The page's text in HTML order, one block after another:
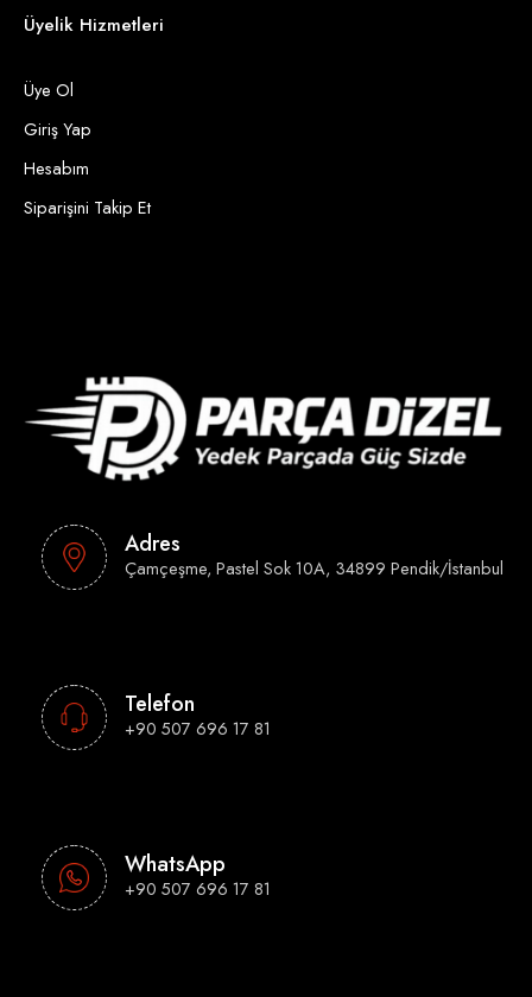
Üyelik Hizmetleri
Üye Ol
Giriş Yap
Hesabım
Siparişini Takip Et
Adres
Çamçeşme, Pastel Sok 10A, 34899 Pendik/İstanbul
Telefon
+90 507 696 17 81
WhatsApp
+90 507 696 17 81